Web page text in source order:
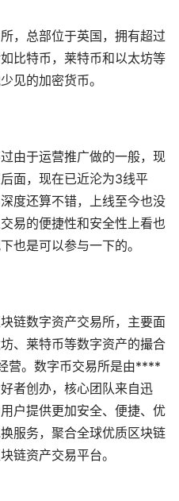
，总部位于英国，拥有超过
比特币，莱特币和以太坊等
见的加密货币。
由于运营推广做的一般，现
面，现在已近沦为3线平
度还算不错，上线至今也没
易的便捷性和安全性上看也
也是可以参与一下的。
链数字资产交易所，主要面
、莱特币等数字资产的撮合
营。数字币交易所是由****
者创办，核心团队来自迅
户提供更加安全、便捷、优
服务，聚合全球优质区块链
链资产交易平台。